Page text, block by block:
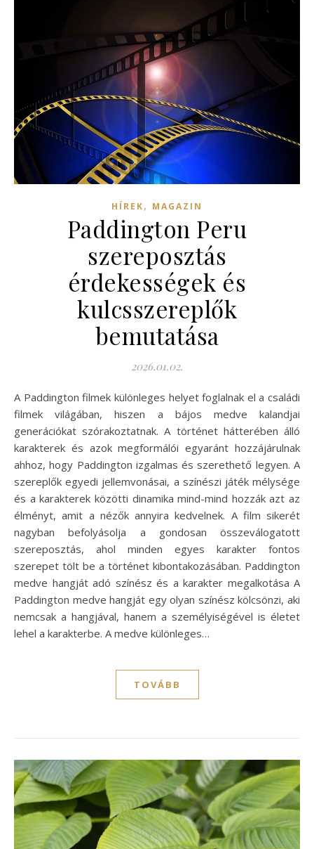
HÍREK, MAGAZIN
Paddington Peru
szereposztás
érdekességek és
kulcsszereplők
bemutatása
2026.01.02.
A Paddington filmek különleges helyet foglalnak el a családi
filmek világában, hiszen a bájos medve kalandjai
generációkat szórakoztatnak. A történet hátterében álló
karakterek és azok megformálói egyaránt hozzájárulnak
ahhoz, hogy Paddington izgalmas és szerethető legyen. A
szereplők egyedi jellemvonásai, a színészi játék mélysége
és a karakterek közötti dinamika mind-mind hozzák azt az
élményt, amit a nézők annyira kedvelnek. A film sikerét
nagyban befolyásolja a gondosan összeválogatott
szereposztás, ahol minden egyes karakter fontos
szerepet tölt be a történet kibontakozásában. Paddington
medve hangját adó színész és a karakter megalkotása A
Paddington medve hangját egy olyan színész kölcsönzi, aki
nemcsak a hangjával, hanem a személyiségével is életet
lehel a karakterbe. A medve különleges…
TOVÁBB